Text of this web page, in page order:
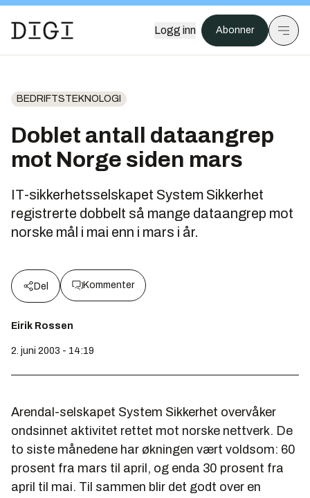
Logg inn Abonner
BEDRIFTSTEKNOLOGI
Doblet antall dataangrep
mot Norge siden mars
IT-sikkerhetsselskapet System Sikkerhet
registrerte dobbelt så mange dataangrep mot
norske mål i mai enn i mars i år.
Del Kommenter
Eirik Rossen
2. juni 2003 - 14:19
Arendal-selskapet System Sikkerhet overvåker
ondsinnet aktivitet rettet mot norske nettverk. De
to siste månedene har økningen vært voldsom: 60
prosent fra mars til april, og enda 30 prosent fra
april til mai. Til sammen blir det godt over en